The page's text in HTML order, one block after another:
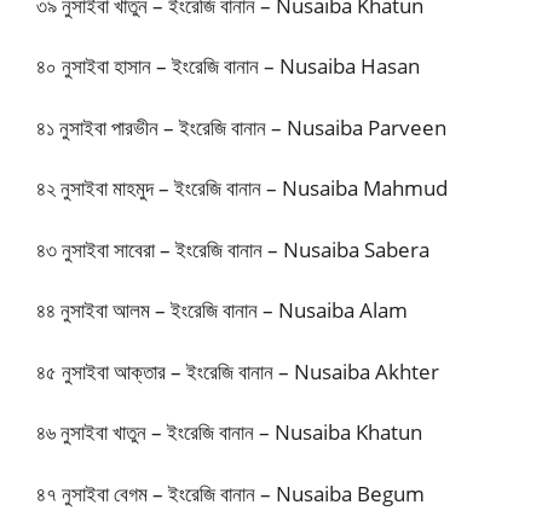
৪০ নুসাইবা হাসান – ইংরেজি বানান – Nusaiba Hasan
৪১ নুসাইবা পারভীন – ইংরেজি বানান – Nusaiba Parveen
৪২ নুসাইবা মাহমুদ – ইংরেজি বানান – Nusaiba Mahmud
৪৩ নুসাইবা সাবেরা – ইংরেজি বানান – Nusaiba Sabera
৪৪ নুসাইবা আলম – ইংরেজি বানান – Nusaiba Alam
৪৫ নুসাইবা আক্তার – ইংরেজি বানান – Nusaiba Akhter
৪৬ নুসাইবা খাতুন – ইংরেজি বানান – Nusaiba Khatun
৪৭ নুসাইবা বেগম – ইংরেজি বানান – Nusaiba Begum